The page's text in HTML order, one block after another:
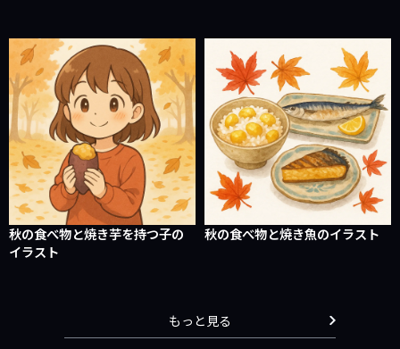
秋の食べ物と焼き芋を持つ子の
イラスト
秋の食べ物と焼き魚のイラスト
もっと見る